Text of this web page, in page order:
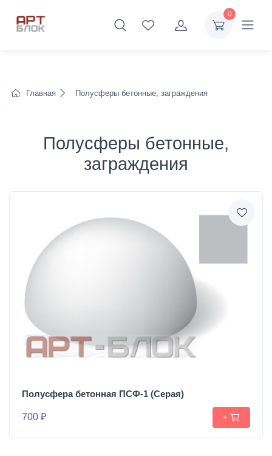
0
Главная Полусферы бетонные, заграждения
Полусферы бетонные,
заграждения
Полусфера бетонная ПСФ-1 (Серая)
700 ₽ +